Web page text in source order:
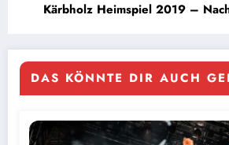
Kärbholz Heimspiel 2019 –
DAS KÖNNTE DIR AUCH